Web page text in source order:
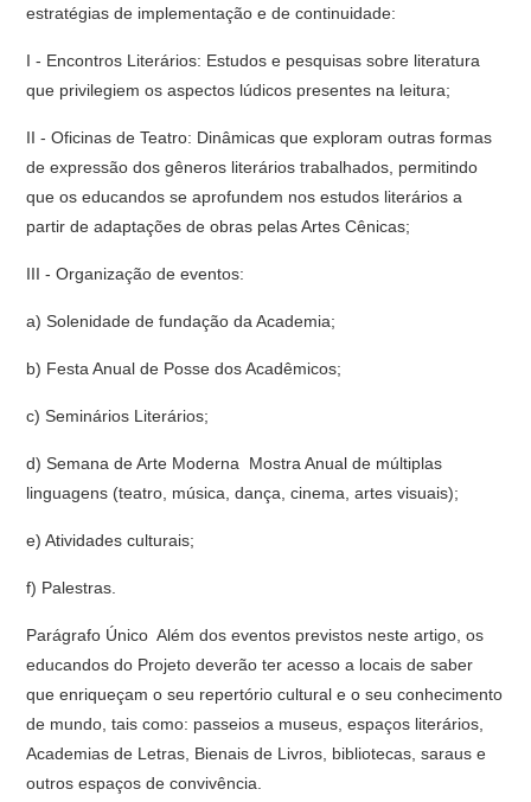
estratégias de implementação e de continuidade:
I - Encontros Literários: Estudos e pesquisas sobre literatura
que privilegiem os aspectos lúdicos presentes na leitura;
II - Oficinas de Teatro: Dinâmicas que exploram outras formas
de expressão dos gêneros literários trabalhados, permitindo
que os educandos se aprofundem nos estudos literários a
partir de adaptações de obras pelas Artes Cênicas;
III - Organização de eventos:
a) Solenidade de fundação da Academia;
b) Festa Anual de Posse dos Acadêmicos;
c) Seminários Literários;
d) Semana de Arte Moderna  Mostra Anual de múltiplas
linguagens (teatro, música, dança, cinema, artes visuais);
e) Atividades culturais;
f) Palestras.
Parágrafo Único  Além dos eventos previstos neste artigo, os
educandos do Projeto deverão ter acesso a locais de saber
que enriqueçam o seu repertório cultural e o seu conhecimento
de mundo, tais como: passeios a museus, espaços literários,
Academias de Letras, Bienais de Livros, bibliotecas, saraus e
outros espaços de convivência.